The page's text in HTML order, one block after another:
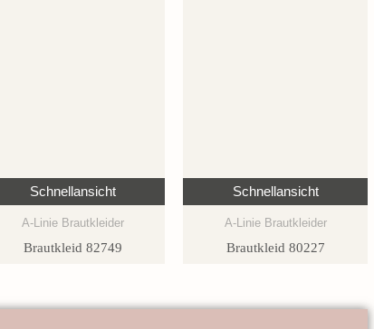
Schnellansicht
A-Linie Brautkleider
Brautkleid 82749
Schnellansicht
A-Linie Brautkleider
Brautkleid 80227